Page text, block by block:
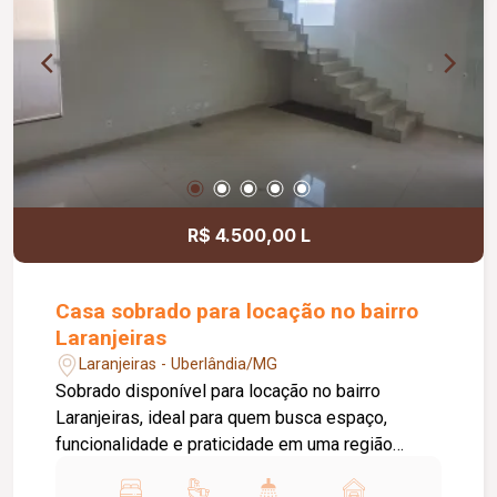
integrada à área de serviço equipada com
cooktop, botijão de gás e máquina de lavar, piso
em porcelanato, pintura nova e aproximadamente
R$ 4.500,00 L
Casa sobrado para locação no bairro
Laranjeiras
Laranjeiras - Uberlândia/MG
Sobrado disponível para locação no bairro
Laranjeiras, ideal para quem busca espaço,
funcionalidade e praticidade em uma região